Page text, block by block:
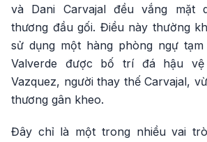
và Dani Carvajal đều vắng mặt
thương đầu gối. Điều này thường
sử dụng một hàng phòng ngự
Valverde được bố trí đá hậu vệ
Vazquez, người thay thế Carvajal,
thương gân kheo.
Đây chỉ là một trong nhiều vai